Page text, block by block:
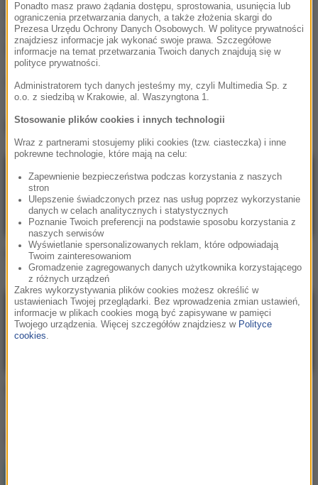
Exactly”, zawarte na takich kompilacjach jak „In Search
of Sunrise 6: Ibiza”, „MixMag’s Tech-Trance-Electro-
Madness” (które sam...
Podziel się:
Deadmau5, utwory
Deadmau5
The Veldt
Deadmau5 / Rob Swire
Ghosts 'N' Stuff
Ponadto masz prawo żądania dostępu, sprostowania, usunięcia lub
ograniczenia przetwarzania danych, a także złożenia skargi do
Prezesa Urzędu Ochrony Danych Osobowych. W polityce prywatności
znajdziesz informacje jak wykonać swoje prawa. Szczegółowe
informacje na temat przetwarzania Twoich danych znajdują się w
polityce prywatności.
Administratorem tych danych jesteśmy my, czyli Multimedia Sp. z
o.o. z siedzibą w Krakowie, al. Waszyngtona 1.
Stosowanie plików cookies i innych technologii
Wraz z partnerami stosujemy pliki cookies (tzw. ciasteczka) i inne
pokrewne technologie, które mają na celu:
Zapewnienie bezpieczeństwa podczas korzystania z naszych
stron
Ulepszenie świadczonych przez nas usług poprzez wykorzystanie
danych w celach analitycznych i statystycznych
Poznanie Twoich preferencji na podstawie sposobu korzystania z
naszych serwisów
Wyświetlanie spersonalizowanych reklam, które odpowiadają
Twoim zainteresowaniom
Gromadzenie zagregowanych danych użytkownika korzystającego
z różnych urządzeń
Zakres wykorzystywania plików cookies możesz określić w
ustawieniach Twojej przeglądarki. Bez wprowadzenia zmian ustawień,
informacje w plikach cookies mogą być zapisywane w pamięci
Twojego urządzenia. Więcej szczegółów znajdziesz w Polityce
cookies